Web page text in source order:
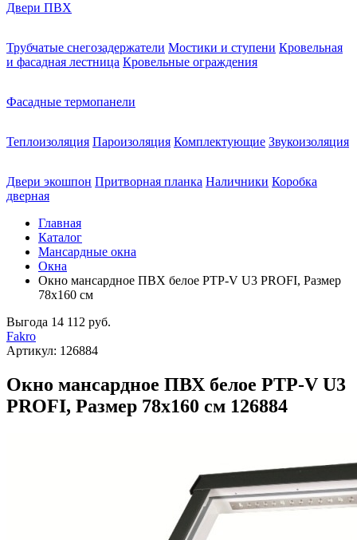
Двери ПВХ
Трубчатые снегозадержатели Мостики и ступени Кровельная
и фасадная лестница Кровельные ограждения
Фасадные термопанели
Теплоизоляция Пароизоляция Комплектующие Звукоизоляция
Двери экошпон Притворная планка Наличники Коробка
дверная
Главная
Каталог
Мансардные окна
Окна
Окно мансардное ПВХ белое PTP-V U3 PROFI, Размер
78х160 см
Выгода 14 112 руб.
Fakro
Артикул: 126884
Окно мансардное ПВХ белое PTP-V U3
PROFI, Размер 78х160 см 126884